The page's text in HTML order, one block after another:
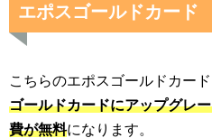
エポスゴールドカード
こちらのエポスゴールドカー
ゴールドカードにアップグレ
費が無料になります。